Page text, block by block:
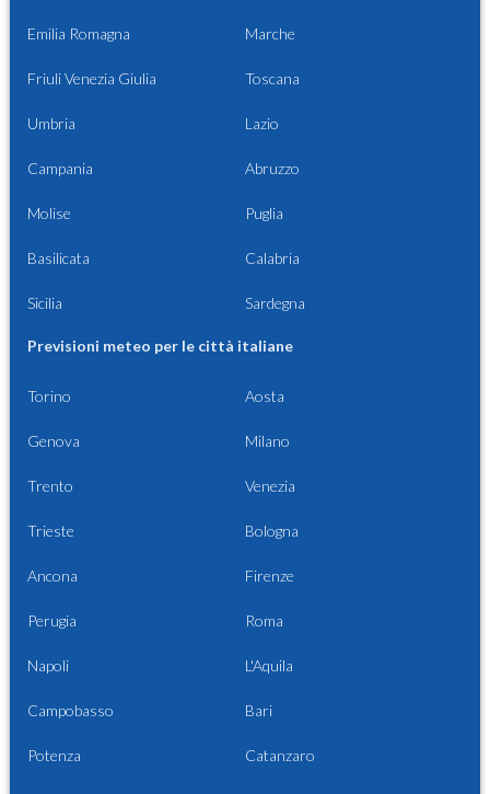
Emilia Romagna Marche
Friuli Venezia Giulia Toscana
Umbria Lazio
Campania Abruzzo
Molise Puglia
Basilicata Calabria
Sicilia Sardegna
Previsioni meteo per le città italiane
Torino Aosta
Genova Milano
Trento Venezia
Trieste Bologna
Ancona Firenze
Perugia Roma
Napoli L'Aquila
Campobasso Bari
Potenza Catanzaro